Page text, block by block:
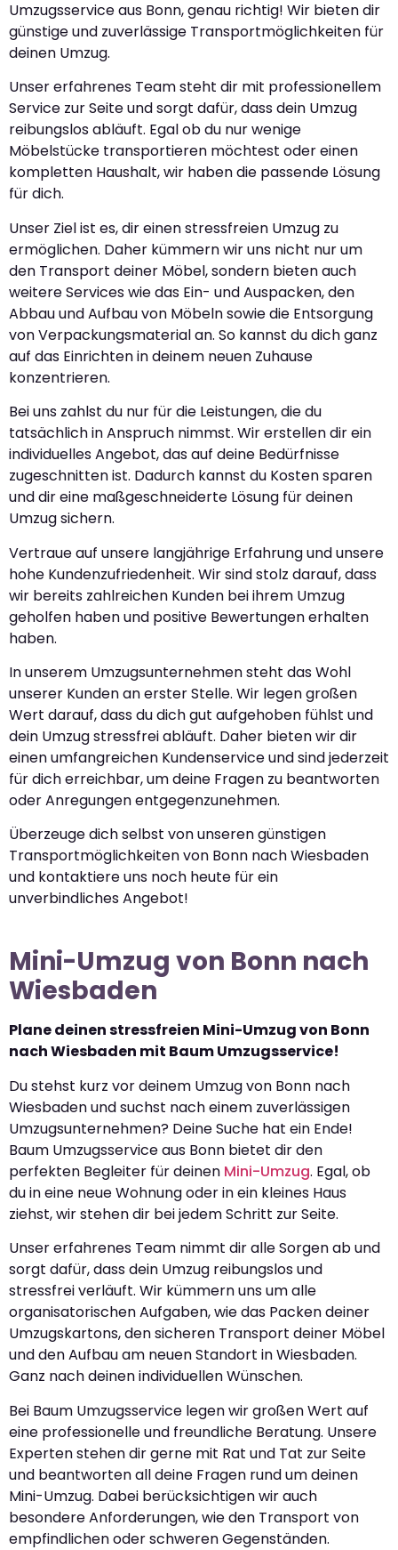
Umzugsservice aus Bonn, genau richtig! Wir bieten dir
günstige und zuverlässige Transportmöglichkeiten für
deinen Umzug.
Unser erfahrenes Team steht dir mit professionellem
Service zur Seite und sorgt dafür, dass dein Umzug
reibungslos abläuft. Egal ob du nur wenige
Möbelstücke transportieren möchtest oder einen
kompletten Haushalt, wir haben die passende Lösung
für dich.
Unser Ziel ist es, dir einen stressfreien Umzug zu
ermöglichen. Daher kümmern wir uns nicht nur um
den Transport deiner Möbel, sondern bieten auch
weitere Services wie das Ein- und Auspacken, den
Abbau und Aufbau von Möbeln sowie die Entsorgung
von Verpackungsmaterial an. So kannst du dich ganz
auf das Einrichten in deinem neuen Zuhause
konzentrieren.
Bei uns zahlst du nur für die Leistungen, die du
tatsächlich in Anspruch nimmst. Wir erstellen dir ein
individuelles Angebot, das auf deine Bedürfnisse
zugeschnitten ist. Dadurch kannst du Kosten sparen
und dir eine maßgeschneiderte Lösung für deinen
Umzug sichern.
Vertraue auf unsere langjährige Erfahrung und unsere
hohe Kundenzufriedenheit. Wir sind stolz darauf, dass
wir bereits zahlreichen Kunden bei ihrem Umzug
geholfen haben und positive Bewertungen erhalten
haben.
In unserem Umzugsunternehmen steht das Wohl
unserer Kunden an erster Stelle. Wir legen großen
Wert darauf, dass du dich gut aufgehoben fühlst und
dein Umzug stressfrei abläuft. Daher bieten wir dir
einen umfangreichen Kundenservice und sind jederzeit
für dich erreichbar, um deine Fragen zu beantworten
oder Anregungen entgegenzunehmen.
Überzeuge dich selbst von unseren günstigen
Transportmöglichkeiten von Bonn nach Wiesbaden
und kontaktiere uns noch heute für ein
unverbindliches Angebot!
Mini-Umzug von Bonn nach
Wiesbaden
Plane deinen stressfreien Mini-Umzug von Bonn
nach Wiesbaden mit Baum Umzugsservice!
Du stehst kurz vor deinem Umzug von Bonn nach
Wiesbaden und suchst nach einem zuverlässigen
Umzugsunternehmen? Deine Suche hat ein Ende!
Baum Umzugsservice aus Bonn bietet dir den
perfekten Begleiter für deinen Mini-Umzug. Egal, ob
du in eine neue Wohnung oder in ein kleines Haus
ziehst, wir stehen dir bei jedem Schritt zur Seite.
Unser erfahrenes Team nimmt dir alle Sorgen ab und
sorgt dafür, dass dein Umzug reibungslos und
stressfrei verläuft. Wir kümmern uns um alle
organisatorischen Aufgaben, wie das Packen deiner
Umzugskartons, den sicheren Transport deiner Möbel
und den Aufbau am neuen Standort in Wiesbaden.
Ganz nach deinen individuellen Wünschen.
Bei Baum Umzugsservice legen wir großen Wert auf
eine professionelle und freundliche Beratung. Unsere
Experten stehen dir gerne mit Rat und Tat zur Seite
und beantworten all deine Fragen rund um deinen
Mini-Umzug. Dabei berücksichtigen wir auch
besondere Anforderungen, wie den Transport von
empfindlichen oder schweren Gegenständen.